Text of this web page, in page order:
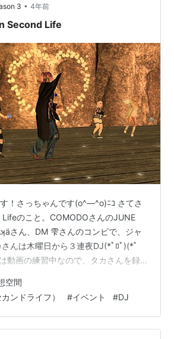
3 • 4年前
Second Life
！さっちゃんです(o^―^o)ﾆｺ さてさ
のこと。COMODOさんのJUNE
さん、DM 雫さんのコンビで、ジャ
んは木曜日から３連夜DJ(*ﾟﾛﾟ)(*ﾟ
動画の練習中なので、タカさんを録
いたのでしばらく動画撮ってお遊び
リック音とか音声に入っちゃうので
日もタカさんは、銀ちゃん主催の梵
空間
ンドライフ） #イベント #DJ